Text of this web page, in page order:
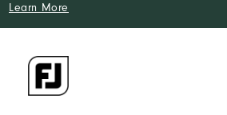
Learn More